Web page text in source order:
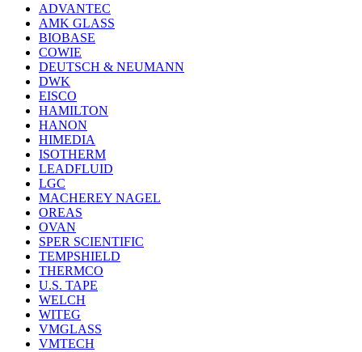
ADVANTEC
AMK GLASS
BIOBASE
COWIE
DEUTSCH & NEUMANN
DWK
EISCO
HAMILTON
HANON
HIMEDIA
ISOTHERM
LEADFLUID
LGC
MACHEREY NAGEL
OREAS
OVAN
SPER SCIENTIFIC
TEMPSHIELD
THERMCO
U.S. TAPE
WELCH
WITEG
VMGLASS
VMTECH